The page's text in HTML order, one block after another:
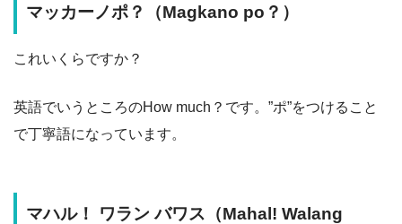
マッカーノポ？（Magkano po？）
これいくらですか？
英語でいうところのHow much？です。”ポ”をつけること
で丁寧語になっています。
マハル！ ワラン バワス（Mahal! Walang